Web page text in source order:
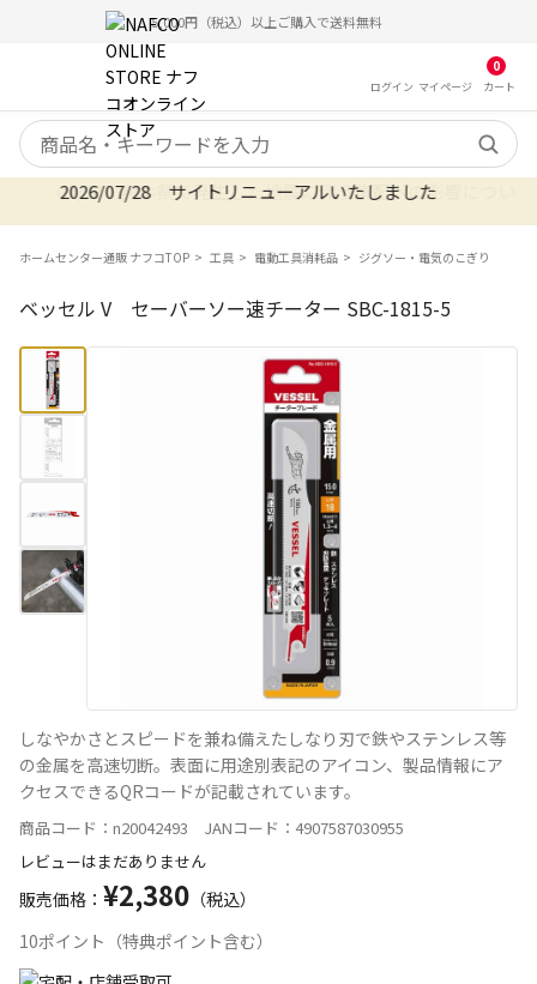
5,000円（税込）以上ご購入で送料無料
ログイン マイ ページ
0
カート
検索キーワード
2026/07/28 サイトリニューアルいたしました
ホームセンター通販 ナフコTOP 工具 電動工具消耗品 ジグソー・電気のこぎり
ベッセル V セーバーソー速チーター SBC-1815-5
しなやかさとスピードを兼ね備えたしなり刃で鉄やステンレス等
の金属を高速切断。表面に用途別表記のアイコン、製品情報にア
クセスできるQRコードが記載されています。
商品コード：n20042493 JANコード：4907587030955
レビューはまだありません
販売価格： ¥2,380 （税込）
10ポイント（特典ポイント含む）